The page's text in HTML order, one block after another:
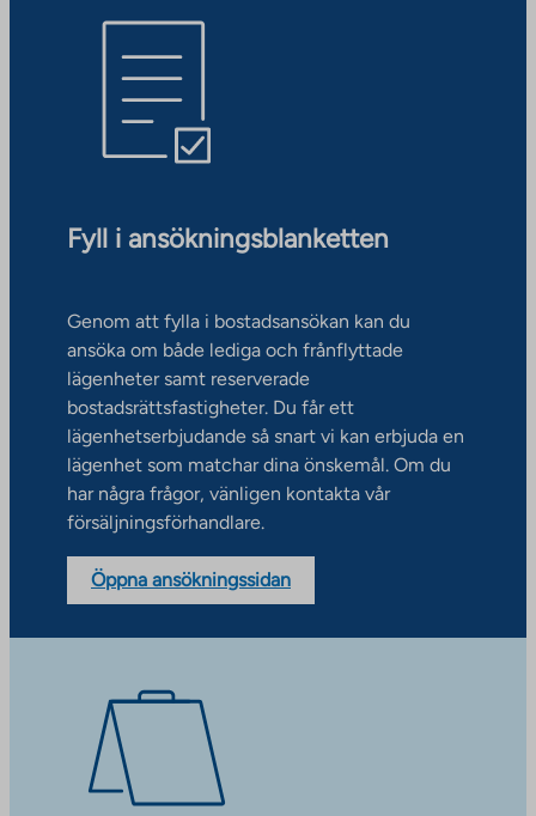
Fyll i ansökningsblanketten
Genom att fylla i bostadsansökan kan du
ansöka om både lediga och frånflyttade
lägenheter samt reserverade
bostadsrättsfastigheter. Du får ett
lägenhetserbjudande så snart vi kan erbjuda en
lägenhet som matchar dina önskemål. Om du
har några frågor, vänligen kontakta vår
försäljningsförhandlare.
Öppna ansökningssidan